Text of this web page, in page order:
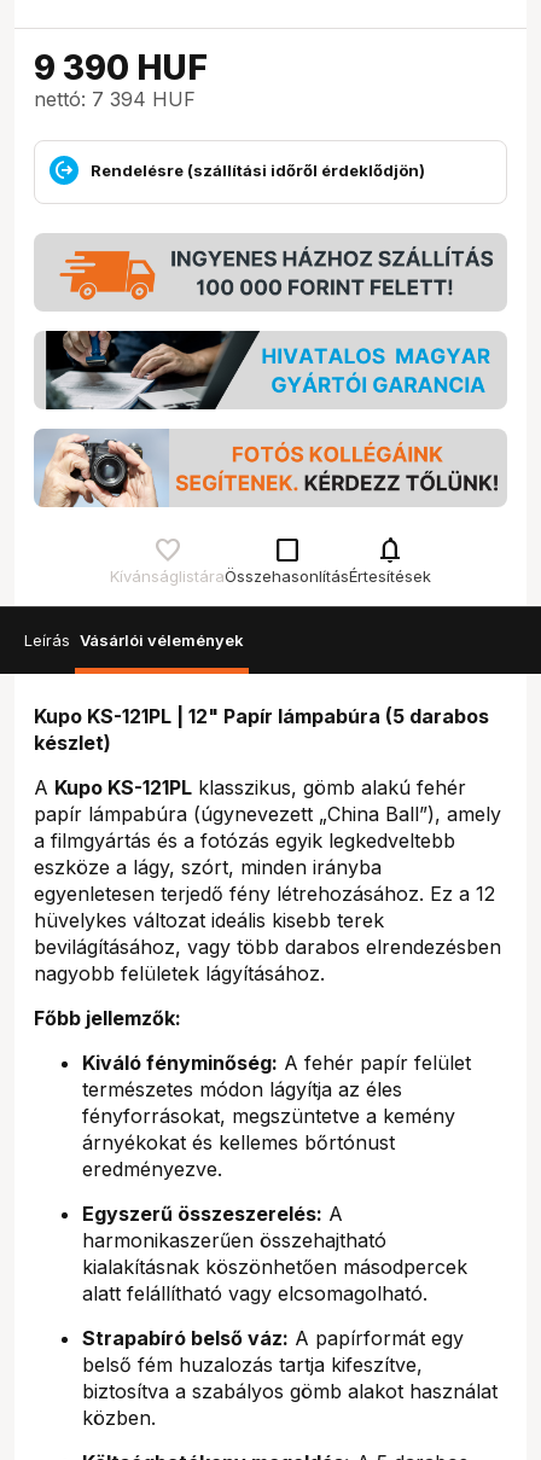
9 390 HUF
nettó: 7 394 HUF
Rendelésre (szállítási időről érdeklődjön)
Kívánságlistára
check_box_outline_blank
Összehasonlítás
notifications
Értesítések
Leírás Vásárlói vélemények
Kupo KS-121PL | 12" Papír lámpabúra (5 darabos
készlet)
A Kupo KS-121PL klasszikus, gömb alakú fehér
papír lámpabúra (úgynevezett „China Ball”), amely
a filmgyártás és a fotózás egyik legkedveltebb
eszköze a lágy, szórt, minden irányba
egyenletesen terjedő fény létrehozásához. Ez a 12
hüvelykes változat ideális kisebb terek
bevilágításához, vagy több darabos elrendezésben
nagyobb felületek lágyításához.
Főbb jellemzők:
Kiváló fényminőség: A fehér papír felület
természetes módon lágyítja az éles
fényforrásokat, megszüntetve a kemény
árnyékokat és kellemes bőrtónust
eredményezve.
Egyszerű összeszerelés: A
harmonikaszerűen összehajtható
kialakításnak köszönhetően másodpercek
alatt felállítható vagy elcsomagolható.
Strapabíró belső váz: A papírformát egy
belső fém huzalozás tartja kifeszítve,
biztosítva a szabályos gömb alakot használat
közben.